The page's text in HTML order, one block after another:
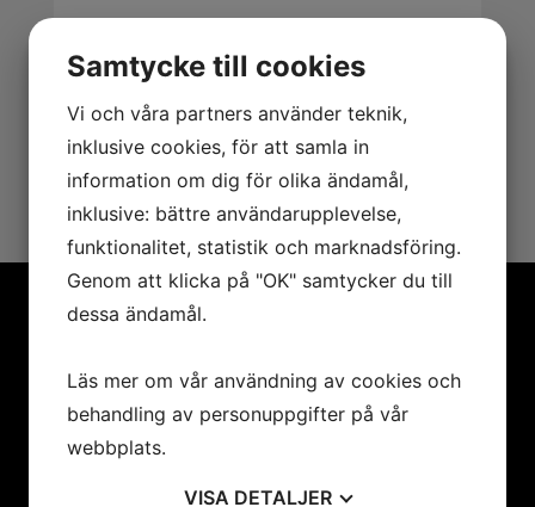
inspirationen hämtas främst från naturen. Hon
använder sig av blandteknik och färgen flödar i
lager på lager. Bilderna uttrycker harmoni och
samspel av livets händelser i stort och smått.
MENY
Hem
Konstnärer
Samtycke till cookies
Vi och våra partners använder teknik,
inklusive cookies, för att samla in
information om dig för olika ändamål,
inklusive: bättre användarupplevelse,
funktionalitet, statistik och marknadsföring.
Genom att klicka på "OK" samtycker du till
dessa ändamål.
Läs mer om vår användning av cookies och
behandling av personuppgifter på vår
webbplats.
VISA DETALJER